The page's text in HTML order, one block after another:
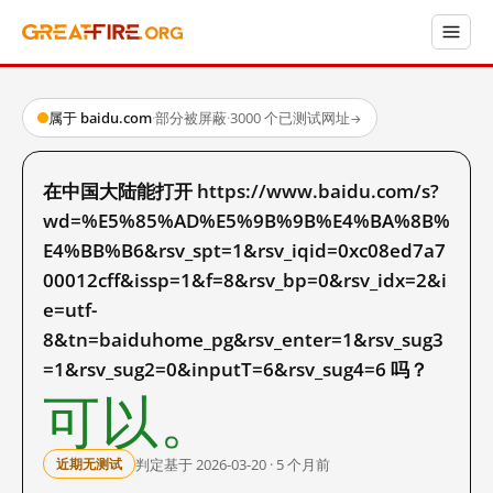
属于 baidu.com·部分被屏蔽·3000 个已测试网址→
在中国大陆能打开 https://www.baidu.com/s?
wd=%E5%85%AD%E5%9B%9B%E4%BA%8B%
E4%BB%B6&rsv_spt=1&rsv_iqid=0xc08ed7a7
00012cff&issp=1&f=8&rsv_bp=0&rsv_idx=2&i
e=utf-
8&tn=baiduhome_pg&rsv_enter=1&rsv_sug3
=1&rsv_sug2=0&inputT=6&rsv_sug4=6 吗？
可以。
近期无测试 判定基于 2026-03-20 · 5 个月前